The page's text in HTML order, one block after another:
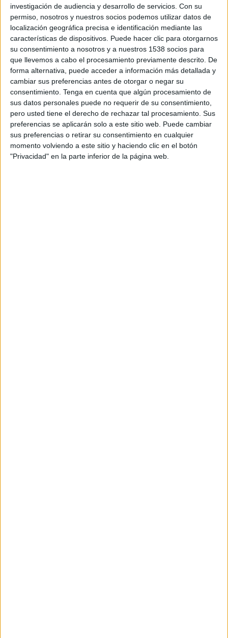
investigación de audiencia y desarrollo de servicios. Con su
permiso, nosotros y nuestros socios podemos utilizar datos de
localización geográfica precisa e identificación mediante las
características de dispositivos. Puede hacer clic para otorgarnos
su consentimiento a nosotros y a nuestros 1538 socios para
que llevemos a cabo el procesamiento previamente descrito. De
forma alternativa, puede acceder a información más detallada y
cambiar sus preferencias antes de otorgar o negar su
consentimiento. Tenga en cuenta que algún procesamiento de
sus datos personales puede no requerir de su consentimiento,
pero usted tiene el derecho de rechazar tal procesamiento. Sus
preferencias se aplicarán solo a este sitio web. Puede cambiar
sus preferencias o retirar su consentimiento en cualquier
momento volviendo a este sitio y haciendo clic en el botón
"Privacidad" en la parte inferior de la página web.
Según los datos recopilados por el Obervatorio Cetelem, basados en las opiniones
de consumidores españoles, el boom de las redes sociales y la forma en la que los
usuarios comparten contenidos han acelerado el uso del smartphone en el campo
fotgráfico en España. "La posibilidad de subir fotos o vídeos inmediatamente para
que nuestros contactos los vean está a la orden del día. Además estos dispositivos
van más allá, dando a los consumidores la opción de retocar sus imágenes; así, se
han popularizado aplicaciones como Instagram, Snapseed, Pixlr Express o
Hispamatic, que permiten añadir efectos y filtros a las fotos2, declaran sus
responsables en el blog corporativo de la firma.
Según el estudio “Conectividad y fotografía” elaborado por Samsung y Nielsen,
la mitad de las cámaras de fotos incorporarán tecnología Wi-Fi en 2014. Esta
tendencia se debe a la gran demanda de los usuarios por compartir sus imágenes